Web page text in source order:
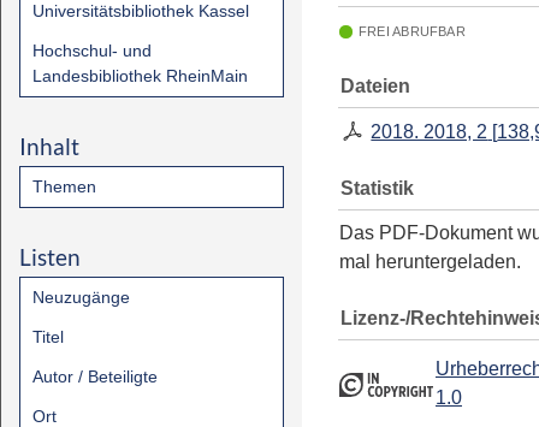
Universitätsbibliothek Kassel
Hochschul- und
Landesbibliothek RheinMain
Inhalt
Themen
Listen
Neuzugänge
Titel
Autor / Beteiligte
Ort
FREI ABRUFBAR
Dateien
2018. 2018, 2 [
Statistik
Das PDF-Dokument
mal heruntergeladen.
Lizenz-/
1.0